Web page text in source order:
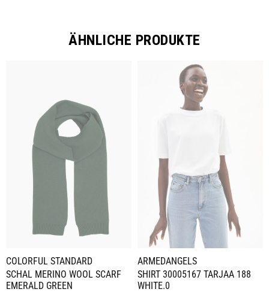
ÄHNLICHE PRODUKTE
COLORFUL STANDARD
SCHAL MERINO WOOL SCARF
EMERALD GREEN
ARMEDANGELS
SHIRT 30005167 TARJAA 188
WHITE.0